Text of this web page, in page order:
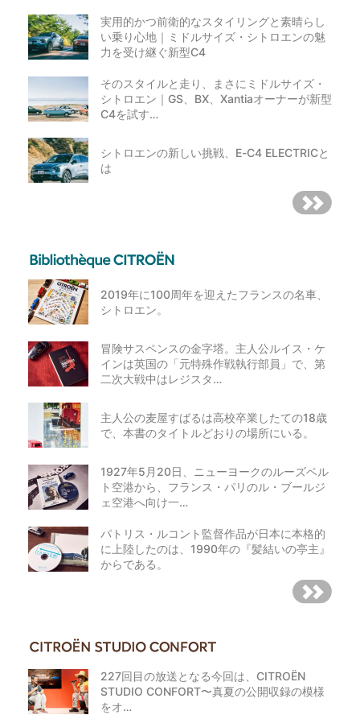
実用的かつ前衛的なスタイリングと素晴らし
い乗り心地｜ミドルサイズ・シトロエンの魅
力を受け継ぐ新型C4
そのスタイルと走り、まさにミドルサイズ・
シトロエン｜GS、BX、Xantiaオーナーが新型
C4を試す…
シトロエンの新しい挑戦、E-C4 ELECTRICと
は
2019年に100周年を迎えたフランスの名車、
シトロエン。
冒険サスペンスの金字塔。主人公ルイス・ケ
インは英国の「元特殊作戦執行部員」で、第
二次大戦中はレジスタ…
主人公の麦屋すばるは高校卒業したての18歳
で、本書のタイトルどおりの場所にいる。
1927年5月20日、ニューヨークのルーズベル
ト空港から、フランス・パリのル・ブールジ
ェ空港へ向け一…
パトリス・ルコント監督作品が日本に本格的
に上陸したのは、1990年の『髪結いの亭主』
からである。
227回目の放送となる今回は、CITROËN
STUDIO CONFORT〜真夏の公開収録の模様
をオ…